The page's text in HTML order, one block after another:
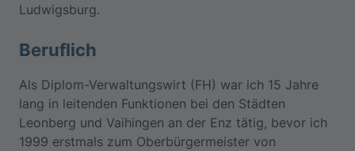
Ludwigsburg.
Beruflich
Als Diplom-Verwaltungswirt (FH) war ich 15 Jahre
lang in leitenden Funktionen bei den Städten
Leonberg und Vaihingen an der Enz tätig, bevor ich
1999 erstmals zum Oberbürgermeister von